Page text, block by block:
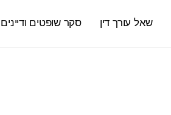
שאל עורך דין סקר שופטים ודיינים